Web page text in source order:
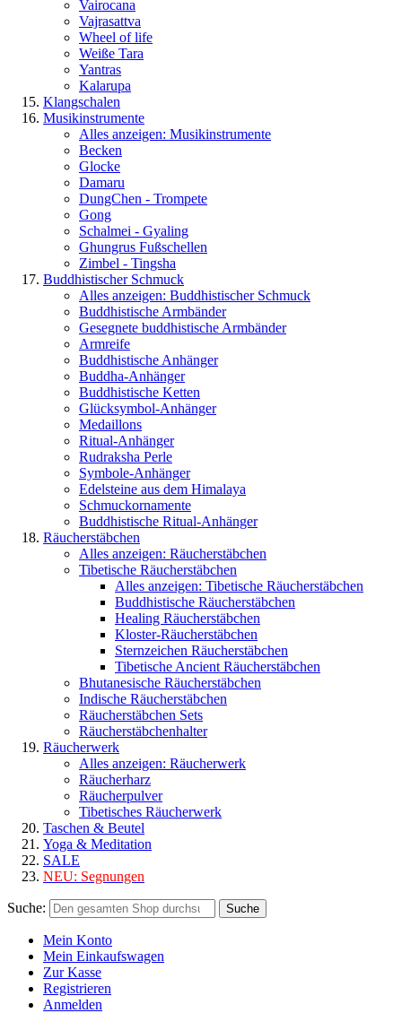
Vairocana
Vajrasattva
Wheel of life
Weiße Tara
Yantras
Kalarupa
Klangschalen
Musikinstrumente
Alles anzeigen: Musikinstrumente
Becken
Glocke
Damaru
DungChen - Trompete
Gong
Schalmei - Gyaling
Ghungrus Fußschellen
Zimbel - Tingsha
Buddhistischer Schmuck
Alles anzeigen: Buddhistischer Schmuck
Buddhistische Armbänder
Gesegnete buddhistische Armbänder
Armreife
Buddhistische Anhänger
Buddha-Anhänger
Buddhistische Ketten
Glücksymbol-Anhänger
Medaillons
Ritual-Anhänger
Rudraksha Perle
Symbole-Anhänger
Edelsteine aus dem Himalaya
Schmuckornamente
Buddhistische Ritual-Anhänger
Räucherstäbchen
Alles anzeigen: Räucherstäbchen
Tibetische Räucherstäbchen
Alles anzeigen: Tibetische Räucherstäbchen
Buddhistische Räucherstäbchen
Healing Räucherstäbchen
Kloster-Räucherstäbchen
Sternzeichen Räucherstäbchen
Tibetische Ancient Räucherstäbchen
Bhutanesische Räucherstäbchen
Indische Räucherstäbchen
Räucherstäbchen Sets
Räucherstäbchenhalter
Räucherwerk
Alles anzeigen: Räucherwerk
Räucherharz
Räucherpulver
Tibetisches Räucherwerk
Taschen & Beutel
Yoga & Meditation
SALE
NEU: Segnungen
Suche: Suche
Mein Konto
Mein Einkaufswagen
Zur Kasse
Registrieren
Anmelden